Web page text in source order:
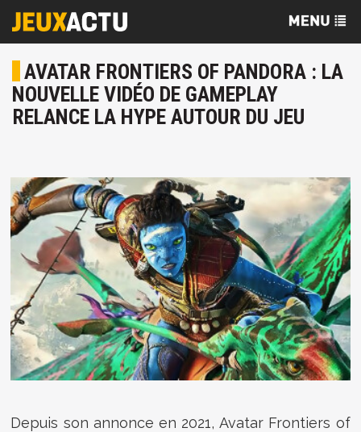
AVATAR FRONTIERS OF PANDORA : LA
NOUVELLE VIDÉO DE GAMEPLAY
RELANCE LA HYPE AUTOUR DU JEU
Depuis son annonce en 2021,Avatar Frontiers of